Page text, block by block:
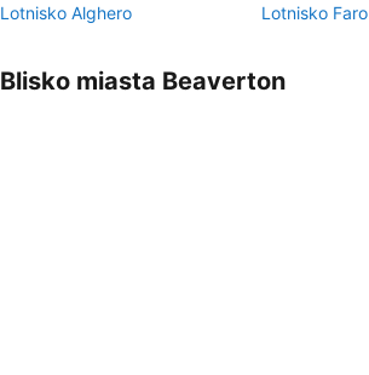
Lotnisko Alghero
Lotnisko Faro
Blisko miasta Beaverton